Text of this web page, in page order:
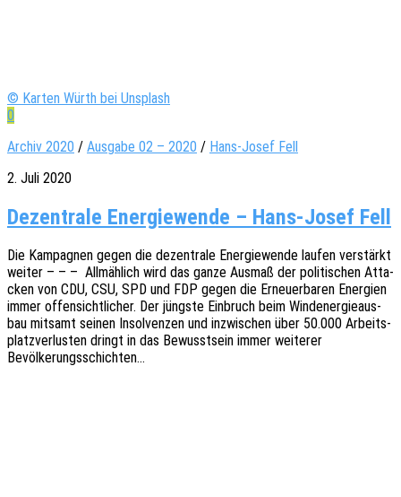
© Karten Würth bei Unsplash
0
Archiv 2020 / Ausgabe 02 – 2020 / Hans-Josef Fell
2. Juli 2020
Dezentrale Energiewende – Hans-Josef Fell
Die Kampa­gnen gegen die dezen­tra­le Ener­gie­wen­de laufen verstärkt
weiter – – – Allmäh­lich wird das ganze Ausmaß der poli­ti­schen Atta­
cken von CDU, CSU, SPD und FDP gegen die Erneu­er­ba­ren Ener­gien
immer offen­sicht­li­cher. Der jüngs­te Einbruch beim Wind­ener­gie­aus­
bau mitsamt seinen Insol­ven­zen und inzwi­schen über 50.000 Arbeits­
platz­ver­lus­ten dringt in das Bewusst­sein immer weite­rer
Bevölkerungsschichten…